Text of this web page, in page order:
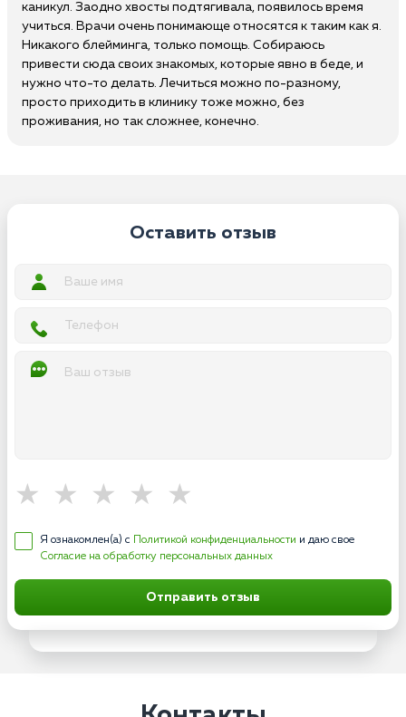
каникул. Заодно хвосты подтягивала, появилось время
учиться. Врачи очень понимающе относятся к таким как я.
Никакого блейминга, только помощь. Собираюсь
привести сюда своих знакомых, которые явно в беде, и
нужно что-то делать. Лечиться можно по-разному,
просто приходить в клинику тоже можно, без
проживания, но так сложнее, конечно.
Оставить отзыв
Я ознакомлен(а) с Политикой конфиденциальности и даю свое
Согласие на обработку персональных данных
Отправить отзыв